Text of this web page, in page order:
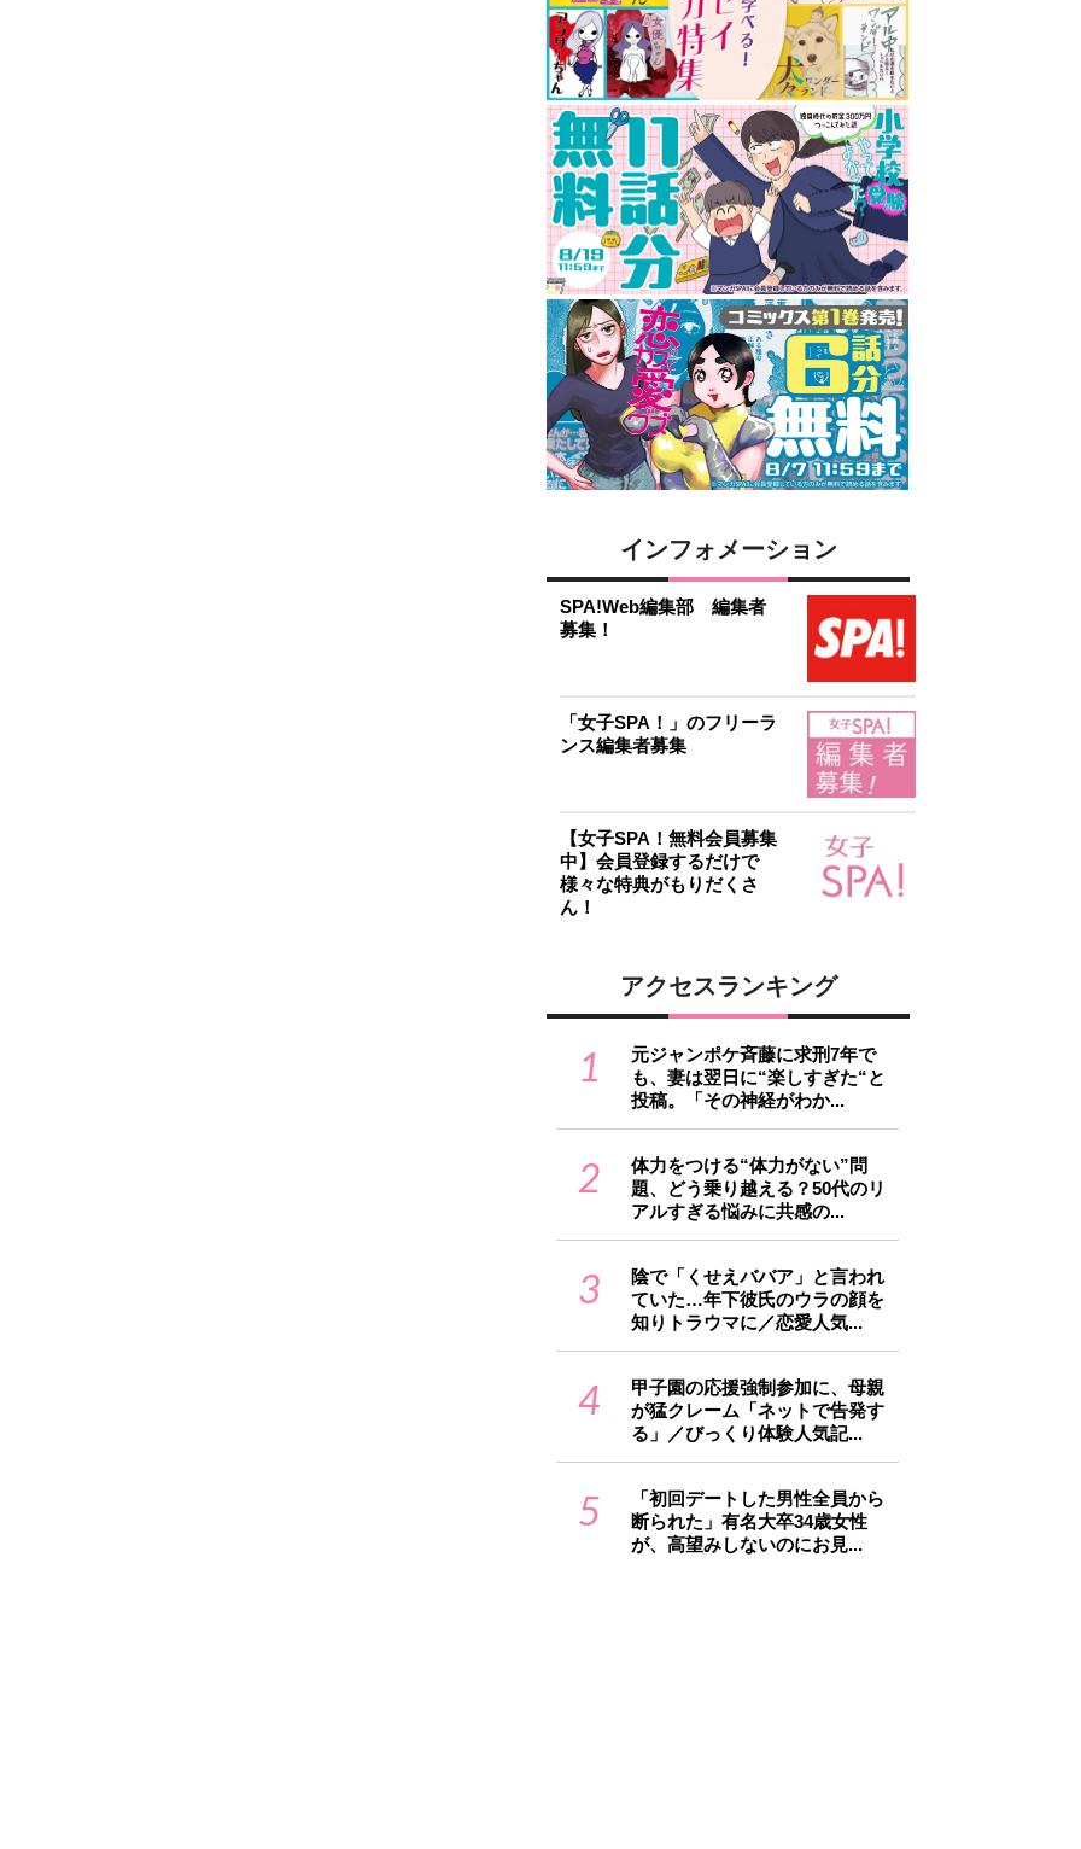
インフォメーション
SPA!Web編集部 編集者
募集！
「女子SPA！」のフリーラ
ンス編集者募集
【女子SPA！無料会員募集
中】会員登録するだけで
様々な特典がもりだくさ
ん！
アクセスランキング
1
元ジャンポケ斉藤に求刑7年で
も、妻は翌日に“楽しすぎた“と
投稿。「その神経がわか...
2
体力をつける“体力がない”問
題、どう乗り越える？50代のリ
アルすぎる悩みに共感の...
3
陰で「くせえババア」と言われ
ていた…年下彼氏のウラの顔を
知りトラウマに／恋愛人気...
4
甲子園の応援強制参加に、母親
が猛クレーム「ネットで告発す
る」／びっくり体験人気記...
5
「初回デートした男性全員から
断られた」有名大卒34歳女性
が、高望みしないのにお見...